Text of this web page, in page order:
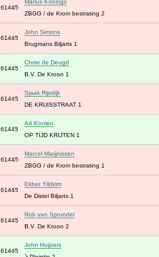
61445
Marius Konings
ZBGG / de Krom bestrating 2
61445
John Simons
Brugmans Biljarts 1
61445
Christ de Deugd
B.V. De Kroon 1
61445
Sjaak Rijsdijk
DE KRUISSTRAAT 1
61445
Ad Koolen
OP TIJD KRIJTEN 1
61445
Marcel Marijnissen
ZBGG / de Krom bestrating 1
61445
Ekber Yildirim
De Distel Biljarts 1
61445
Rob van Sprundel
B.V. De Kroon 2
61445
John Huijzers